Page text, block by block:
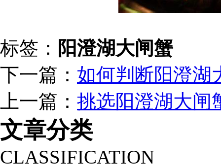
标签： 阳澄湖大闸蟹
下一篇： 如何判断阳澄湖
上一篇： 挑选阳澄湖大闸
文章分类
CLASSIFICATION